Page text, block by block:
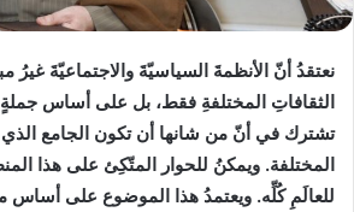
نعتقدُ أنّ الأنظمةَ السياسيّةَ والاجتماعيّةَ
الثقافاتِ المختلفةِ فقط، بل على أساس
تشترك في أنّ من شانها أن تكون الجامع الذي
المختلفة. ويمكنُ للحوار المتّكِئ على هذا
للعالَمِ كُلِّه. ويعتمدُ هذا الموضوع على